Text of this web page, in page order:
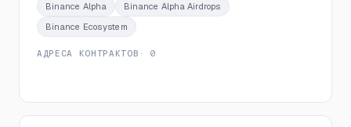
Binance Alpha
Binance Alpha Airdrops
Binance Ecosystem
АДРЕСА КОНТРАКТОВ · 0